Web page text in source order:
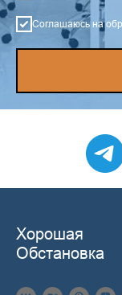
Соглашаюсь на
Хорошая
Обстановка